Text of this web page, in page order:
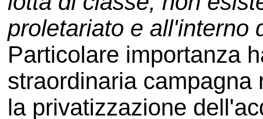
proletariato e all'interno
Particolare importanza
straordinaria
la privatizzazione